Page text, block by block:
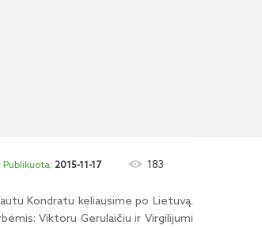
2015-11-17 183
Kondratu keliausime po Lietuvą.
Viktoru Gerulaičiu ir Virgilijumi